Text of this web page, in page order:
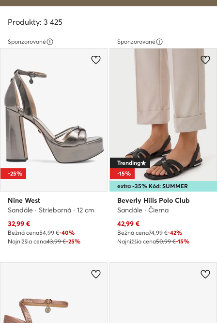
Produkty: 3 425
Sponzorované
-25%
Nine West
Sandále · Strieborná · 12 cm
Aktuálna cena
32,99 €
Bežná cena54,99 €-40%
Najnižšia cena43,99 €-25%
Sponzorované
extra -35% Kód: SUMMER
Trending
-15%
Beverly Hills Polo Club
Sandále · Čierna
Aktuálna cena
42,99 €
Bežná cena74,99 €-42%
Najnižšia cena50,99 €-15%